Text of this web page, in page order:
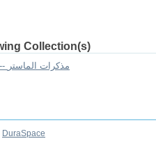
Collection(s)
2.[FSNV] Mémoires de master II -- مذكرات الماستر
DuraSpace